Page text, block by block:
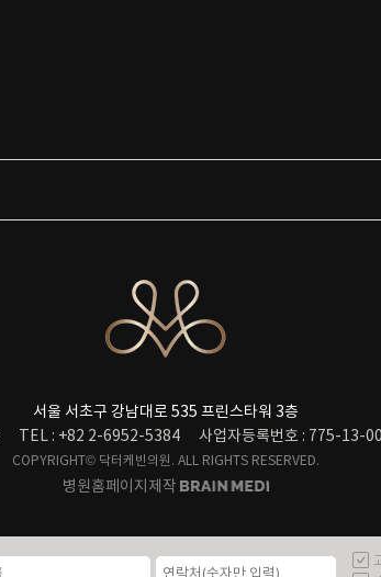
서울 서초구 강남대로 535 프린스타워 3층
TEL : +82 2-6952-5384 사업자등록번호 : 775-13-
COPYRIGHT© 닥터케빈의원. ALL RIGHTS RESERVED.
병원홈페이지제작